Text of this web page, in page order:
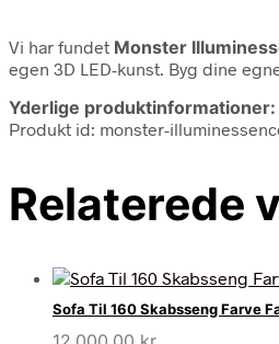
Vi har fundet Monster
egen 3D LED-kunst. Byg dine
Yderlige produktinformationer:
Produkt id: monster-
Relaterede
Sofa Til 160 Skabsseng Farve